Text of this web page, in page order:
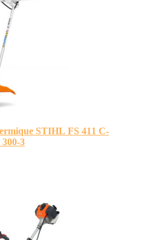
STIHL FS 411 C-
3